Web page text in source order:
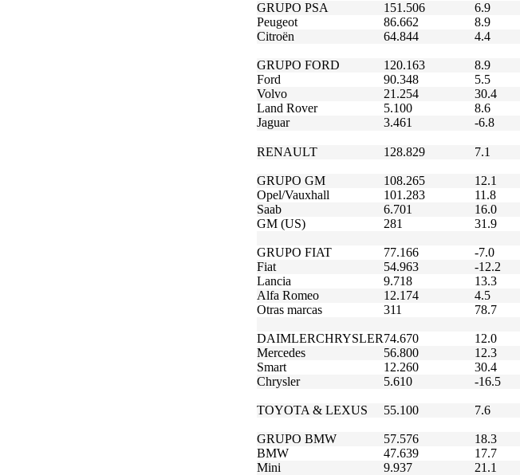
GRUPO PSA 151.506 6.9
Peugeot
86.662 8.9
Citroën
64.844 4.4
GRUPO FORD 120.163 8.9
Ford
90.348 5.5
Volvo
21.254 30.4
Land Rover
5.100 8.6
Jaguar
3.461 -6.8
RENAULT 128.829 7.1
GRUPO GM 108.265 12.1
Opel/Vauxhall
101.283 11.8
Saab
6.701 16.0
GM (US)
281 31.9
GRUPO FIAT 77.166 -7.0
Fiat
54.963 -12.2
Lancia
9.718 13.3
Alfa Romeo
12.174 4.5
Otras marcas
311 78.7
DAIMLERCHRYSLER74.670 12.0
Mercedes
56.800 12.3
Smart
12.260 30.4
Chrysler
5.610 -16.5
TOYOTA & LEXUS 55.100 7.6
GRUPO BMW 57.576 18.3
BMW
47.639 17.7
Mini
9.937 21.1